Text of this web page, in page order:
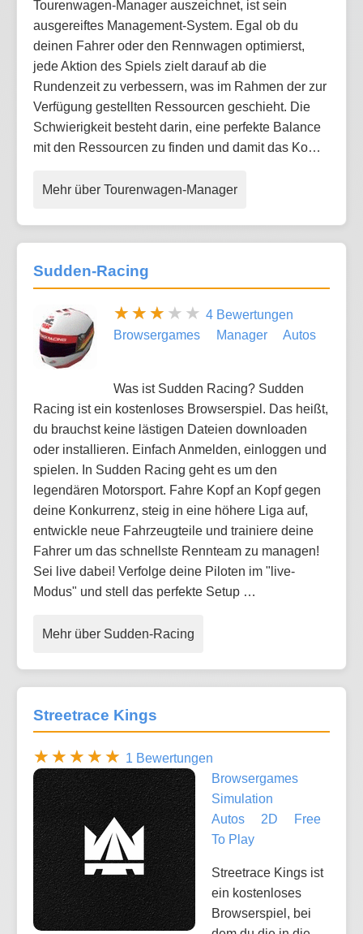
Tourenwagen-Manager auszeichnet, ist sein
ausgereiftes Management-System. Egal ob du
deinen Fahrer oder den Rennwagen optimierst,
jede Aktion des Spiels zielt darauf ab die
Rundenzeit zu verbessern, was im Rahmen der zur
Verfügung gestellten Ressourcen geschieht. Die
Schwierigkeit besteht darin, eine perfekte Balance
mit den Ressourcen zu finden und damit das Ko…
Mehr über Tourenwagen-Manager
Sudden-Racing
4 Bewertungen
Browsergames
Manager Autos
Was ist Sudden Racing? Sudden
Racing ist ein kostenloses Browserspiel. Das heißt,
du brauchst keine lästigen Dateien downloaden
oder installieren. Einfach Anmelden, einloggen und
spielen. In Sudden Racing geht es um den
legendären Motorsport. Fahre Kopf an Kopf gegen
deine Konkurrenz, steig in eine höhere Liga auf,
entwickle neue Fahrzeugteile und trainiere deine
Fahrer um das schnellste Rennteam zu managen!
Sei live dabei! Verfolge deine Piloten im "live-
Modus" und stell das perfekte Setup …
Mehr über Sudden-Racing
Streetrace Kings
1 Bewertungen
Browsergames
Simulation
Autos
2D
Free
To Play
Streetrace Kings ist
ein kostenloses
Browserspiel, bei